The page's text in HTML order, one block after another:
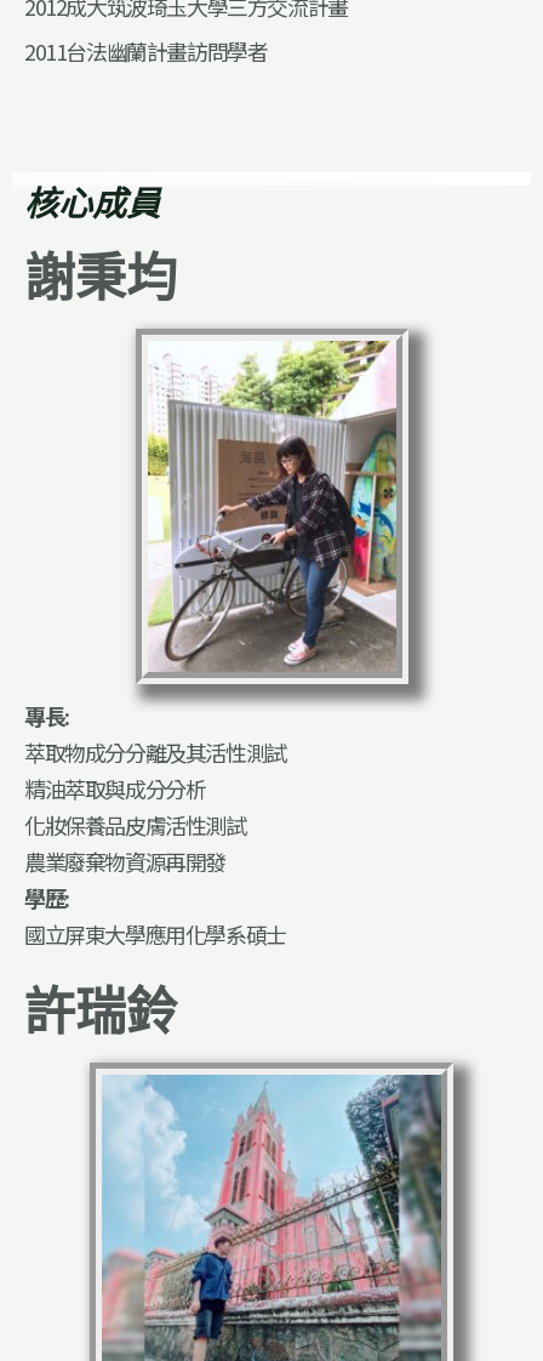
2011台法幽蘭計畫訪問學者
核心成員
謝秉均
專長:
萃取物成分分離及其活性測試
精油萃取與成分分析
化妝保養品皮膚活性測試
農業廢棄物資源再開發
學歷:
國立屏東大學應用化學系碩士
許瑞鈴